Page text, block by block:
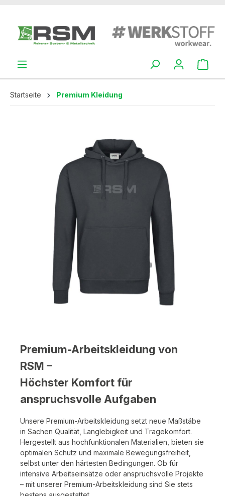
Startseite Premium Kleidung
Premium-Arbeitskleidung von
RSM –
Höchster Komfort für
anspruchsvolle Aufgaben
Unsere Premium-Arbeitskleidung setzt neue Maßstäbe
in Sachen Qualität, Langlebigkeit und Tragekomfort.
Hergestellt aus hochfunktionalen Materialien, bieten sie
optimalen Schutz und maximale Bewegungsfreiheit,
selbst unter den härtesten Bedingungen. Ob für
intensive Arbeitseinsätze oder anspruchsvolle Projekte
– mit unserer Premium-Arbeitskleidung sind Sie stets